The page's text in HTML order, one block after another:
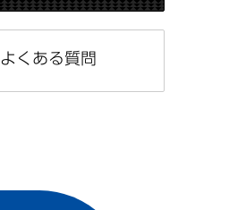
よくある質問